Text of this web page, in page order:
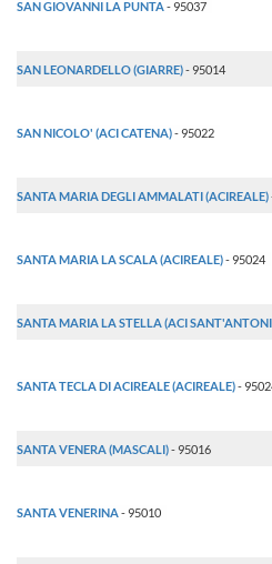
SAN GIOVANNI LA PUNTA- 95037
SAN LEONARDELLO (GIARRE)- 95014
SAN NICOLO' (ACI CATENA)- 95022
SANTA MARIA DEGLI AMMALATI (ACIREALE)
SANTA MARIA LA SCALA (ACIREALE)- 95024
SANTA MARIA LA STELLA (ACI
SANTA TECLA DI ACIREALE (ACIREALE)-
SANTA VENERA (MASCALI)- 95016
SANTA VENERINA- 95010